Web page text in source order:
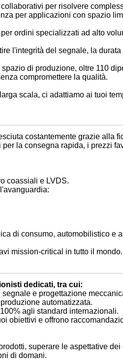
per risolvere
per applicazioni con spazio
ordini specializzati ad alto
l'integrità del segnale, la
di produzione, oltre 110
compromettere la qualità.
scala, ci adattiamo ai tuoi
costantemente grazie alla
la consegna rapida, i prezzi
coassiali e LVDS.
di consumo, automobilistico e
mission-critical in tutto il mondo.
dedicati, tra cui:
e progettazione
automatizzata.
agli standard internazionali.
obiettivi e offrono
superare le aspettative dei
di domani.